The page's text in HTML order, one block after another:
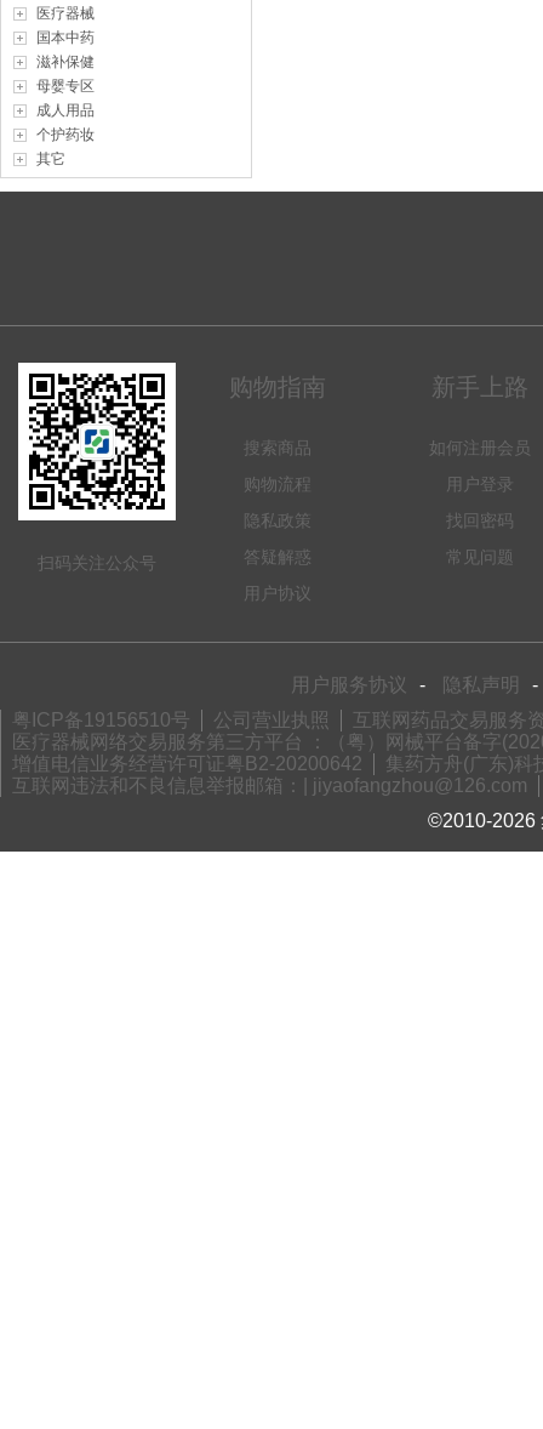
医疗器械
国本中药
滋补保健
母婴专区
成人用品
个护药妆
其它
扫码关注公众号
购物指南
搜索商品
购物流程
隐私政策
答疑解惑
用户协议
新手上路
如何注册会员
用户登录
找回密码
常见问题
用户服务协议 - 隐私声明
-
粤ICP备19156510号
公司营业执照
互联网药品交易服务
医疗器械网络交易服务第三方平台 ：（粤）网械平台备字
增值电信业务经营许可证粤B2-20200642
集药方舟(广东)科
互联网违法和不良信息举报邮箱：| jiyaofangzhou@126.com
©2010-2026